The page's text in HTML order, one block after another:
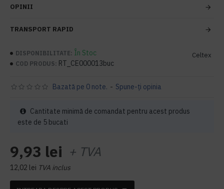
OPINII
TRANSPORT RAPID
DISPONIBILITATE: În Stoc
COD PRODUS: RT_CE000013buc
Celtex
Bazată pe 0 note. - Spune-ţi opinia
9,93 lei + TVA
12,02 lei TVA inclus
Cantitate minimă de comandat pentru acest produs
este de 5 bucati